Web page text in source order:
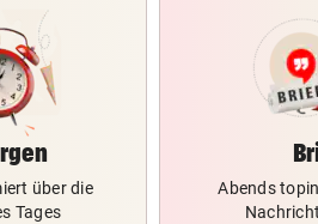
über die
Tages
Abends